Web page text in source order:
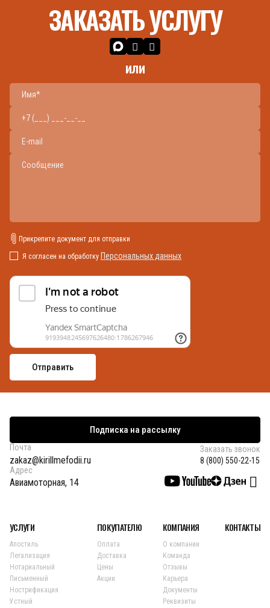
ЗАКАЗАТЬ УСЛУГУ
или
Прикрепите документ для отправки
Я согласен на обработку Персональных данных
Подписка на рассылку
Почта
zakaz@kirillmefodii.ru
Заказать звонок
8 (800) 550-22-15
Адрес
Авиамоторная, 14
УСЛУГИ
Апостиль
Легализация
Нотариальный
Письменный
Нострификация
Устный
ПОКУПАТЕЛЮ
Оплата
Доставка
Цены
Акции
КОМПАНИЯ
О компании
Команда
Отзывы
Карьера
Документы
Реквизиты
КОНТАКТЫ